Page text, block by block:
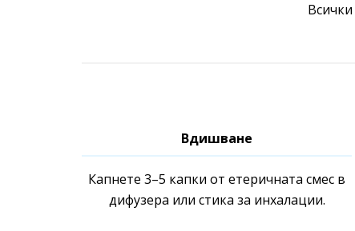
Вдишване
Капнете 3–5 капки от етеричната смес в
дифузера или стика за инхалации.